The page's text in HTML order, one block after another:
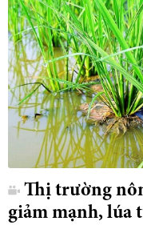
Thị trường
giảm mạnh, lúa